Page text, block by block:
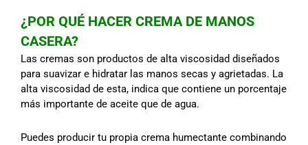
¿POR QUÉ HACER CREMA DE MANOS
CASERA?
Las cremas son productos de alta viscosidad diseñados
para suavizar e hidratar las manos secas y agrietadas. La
alta viscosidad de esta, indica que contiene un porcentaje
más importante de aceite que de agua.
Puedes producir tu propia crema humectante combinando